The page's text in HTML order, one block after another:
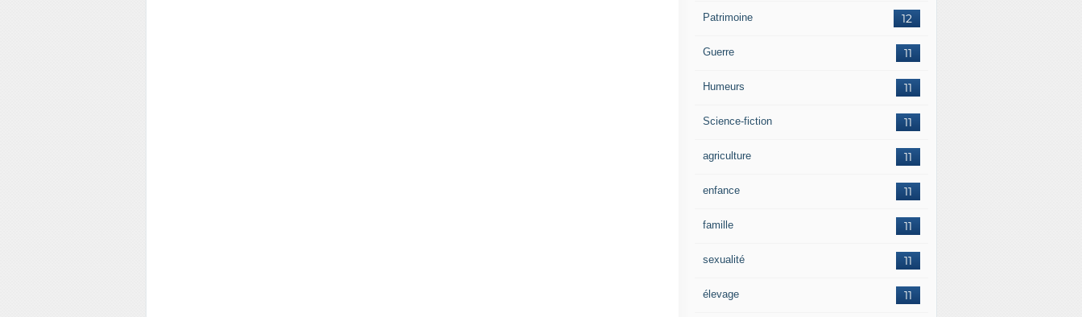
12
Patrimoine
11
Guerre
11
Humeurs
11
Science-fiction
11
agriculture
11
enfance
11
famille
11
sexualité
11
élevage